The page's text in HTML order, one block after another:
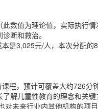
数值为理论值，实际执行
断和救治。
是3,025元/人，本次分配
程，预计可覆盖大约726分
解儿童性教育的理念和关
未来行业内其他机构的项目